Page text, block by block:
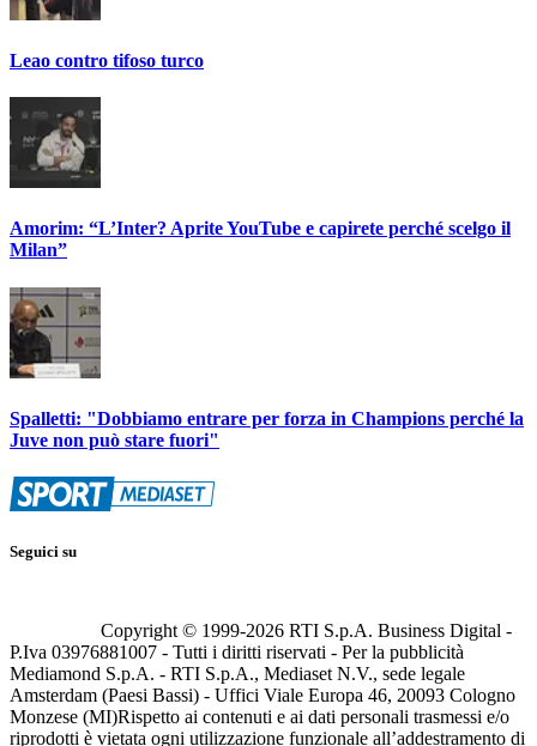
Leao contro tifoso turco
Amorim: “L’Inter? Aprite YouTube e capirete perché scelgo il
Milan”
Spalletti: "Dobbiamo entrare per forza in Champions perché la
Juve non può stare fuori"
Seguici su
Copyright © 1999-2026 RTI S.p.A. Business Digital -
P.Iva 03976881007 - Tutti i diritti riservati - Per la pubblicità
Mediamond S.p.A. - RTI S.p.A., Mediaset N.V., sede legale
Amsterdam (Paesi Bassi) - Uffici Viale Europa 46, 20093 Cologno
Monzese (MI)Rispetto ai contenuti e ai dati personali trasmessi e/o
riprodotti è vietata ogni utilizzazione funzionale all’addestramento di